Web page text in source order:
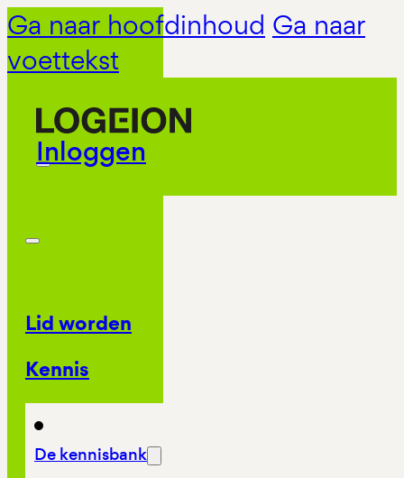
Ga naar hoofdinhoud Ga naar
voettekst
Inloggen
Lid worden
Kennis
De kennisbank